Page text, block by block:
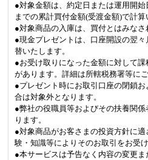
●対象金額は、約定日または運用開
までの累計買付金額(受渡金額)で計算
●対象商品の入庫は、買付とはみなさ
●現金プレゼントは、口座開設の翌
替いたします。
●お受け取りになった金額に対して
があります。詳細は所轄税務署等にご
●プレゼント時にお取引口座の閉鎖
合は対象外となります。
●弊社の役職員等およびその扶養関
ります。
●対象商品がお客さまの投資方針に
験・知識等によりそのお取引をお受
●本サービスは予告なく内容の変更